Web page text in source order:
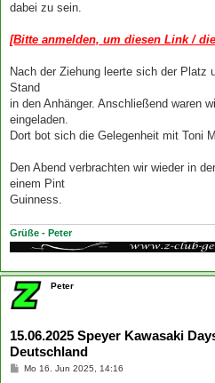
dabei zu sein.
[Bitte anmelden, um diesen Link /
Nach der Ziehung leerte sich der Platz
Stand
in den Anhänger. Anschließend waren
eingeladen.
Dort bot sich die Gelegenheit mit Toni
Den Abend verbrachten wir wieder in
einem Pint
Guinness.
Grüße - Peter
Peter
15.06.2025 Speyer Kawasaki
Deutschland
BMo 16. Jun 2025, 14:16